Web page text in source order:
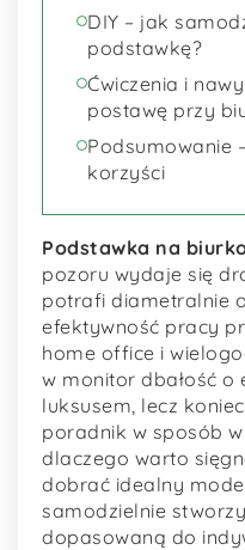
DIY – jak
podstawkę?
Ćwiczenia i
postawę przy
Podsumowanie
korzyści
Podstawka na
pozoru wydaje się
potrafi diametralnie
efektywność pracy
home office i
w monitor dbałość o
luksusem, lecz
poradnik w sposób
dlaczego warto
dobrać idealny
samodzielnie
dopasowaną do